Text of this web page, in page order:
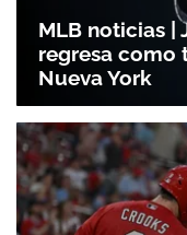
MLB noticias |
regresa como
Nueva York